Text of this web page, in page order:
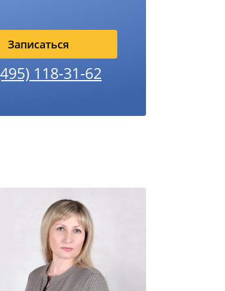
Записаться
118-31-62